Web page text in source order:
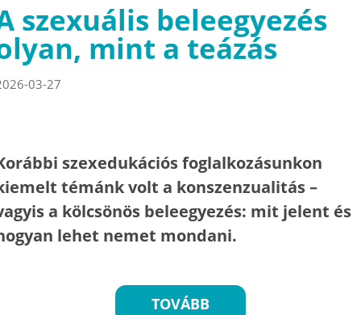
szexuális beleegyezés
mint a teázás
03-27
szexedukációs foglalkozásunkon
témánk volt a konszenzualitás –
a kölcsönös beleegyezés: mit jelent és
lehet nemet mondani.
TOVÁBB